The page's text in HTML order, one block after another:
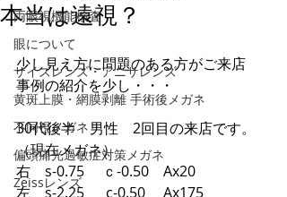
両眼視機能検査
眼について
サイズレンズ・アニサレンズ
黄斑上膜・網膜剥離 手術後メガネ
不同視メガネ
偏頭痛光過敏症対策メガネ
Zeissレンズ
本当は遠視？
少し見え方に問題のある方がご来店
事例の紹介を少し・・・
30代後半　男性　2回目の来店です。
（現在メガネ）
右　s-0.75　 ｃ-0.50　Ax20
左　s-2.25      c-0.50     Ax175